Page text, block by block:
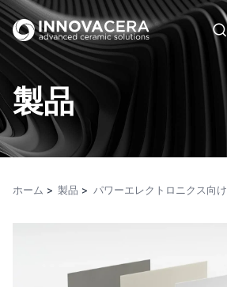
製品
ホーム 製品 パワーエレクトロニクス向